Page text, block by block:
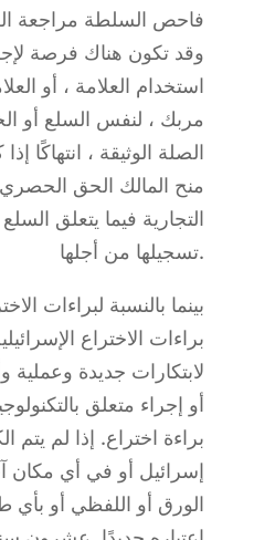
فاحص السلطة مراجعة
وقد تكون هناك فرصة
استخدام العلامة ، أو
مربك ، لنفس السلع أو
الصلة الوثيقة ، انتهاكًا
منح المالك الحق الحصري
التجارية فيما يتعلق
تسجيلها من أجلها.
بينما بالنسبة لبراءات
براءات الاختراع
لابتكارات جديدة وعملية
أو إجراء متعلق
براءة اختراع. إذا لم
إسرائيل أو في أي
الورق أو اللفظي أو